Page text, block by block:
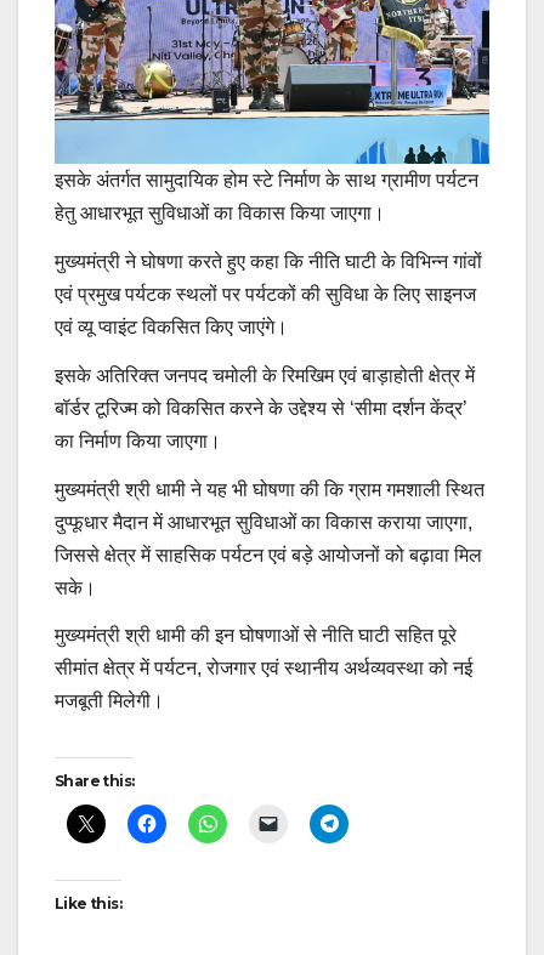
इसके अंतर्गत सामुदायिक होम स्टे निर्माण के साथ ग्रामीण पर्यटन
हेतु आधारभूत सुविधाओं का विकास किया जाएगा।
मुख्यमंत्री ने घोषणा करते हुए कहा कि नीति घाटी के विभिन्न गांवों
एवं प्रमुख पर्यटक स्थलों पर पर्यटकों की सुविधा के लिए साइनज
एवं व्यू प्वाइंट विकसित किए जाएंगे।
इसके अतिरिक्त जनपद चमोली के रिमखिम एवं बाड़ाहोती क्षेत्र में
बॉर्डर टूरिज्म को विकसित करने के उद्देश्य से ‘सीमा दर्शन केंद्र’
का निर्माण किया जाएगा।
मुख्यमंत्री श्री धामी ने यह भी घोषणा की कि ग्राम गमशाली स्थित
दुप्फूधार मैदान में आधारभूत सुविधाओं का विकास कराया जाएगा,
जिससे क्षेत्र में साहसिक पर्यटन एवं बड़े आयोजनों को बढ़ावा मिल
सके।
मुख्यमंत्री श्री धामी की इन घोषणाओं से नीति घाटी सहित पूरे
सीमांत क्षेत्र में पर्यटन, रोजगार एवं स्थानीय अर्थव्यवस्था को नई
मजबूती मिलेगी।
Post
navigation
Share this:
Like this: